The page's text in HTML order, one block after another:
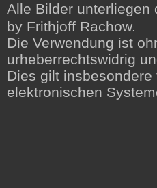
Alle Bilder unterliegen
by Frithjoff Rachow.
Die Verwendung ist
urheberrechtswidrig
Dies gilt
elektronischen